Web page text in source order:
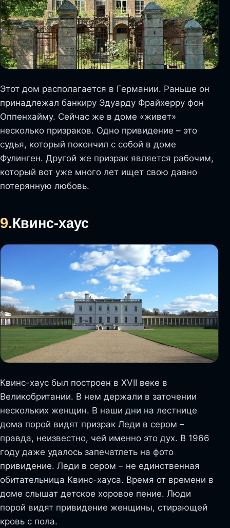
Этот дом располагается в Германии. Раньше он
принадлежал банкиру Эдуарду Фрайхерру фон
Оппенхайму. Сейчас же в доме «живет»
несколько призраков. Одно привидение – это
судья, который покончил с собой в доме
Фулинген. Другой же призрак является рабочим,
который вот уже много лет ищет свою давно
потерянную любовь.
9.Квинс-хаус
Квинс-хаус был построен в XVII веке в
Великобритании. В нем держали в заточении
нескольких женщин. В наши дни на лестнице
дома порой видят призрак Леди в сером –
правда, неизвестно, чей именно это дух. В 1966
году даже удалось запечатлеть на фото
привидение. Леди в сером – не единственная
обитательница Квинс-хауса. Время от времени в
доме слышат детское хоровое пение. Люди
порой видят привидение женщины, стирающей
кровь с пола.